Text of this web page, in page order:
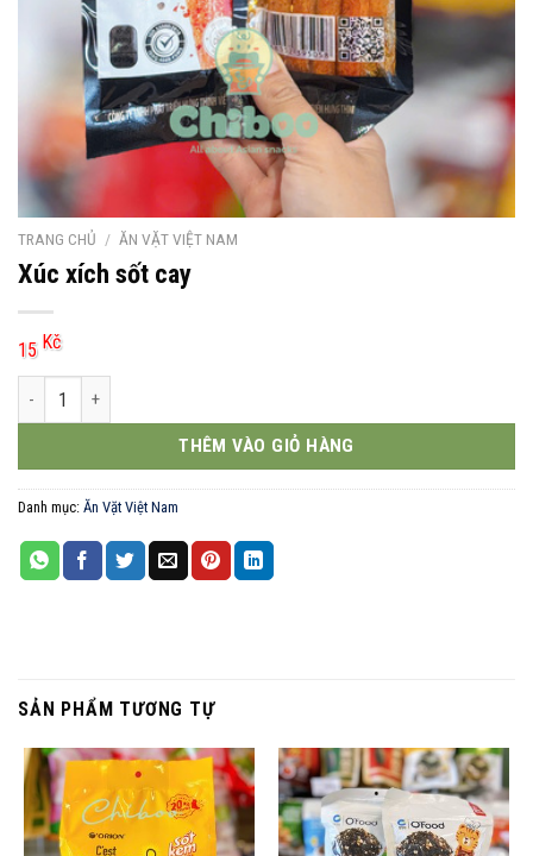
TRANG CHỦ / ĂN VẶT VIỆT NAM
Xúc xích sốt cay
15 Kč
Xúc xích sốt cay số lượng
THÊM VÀO GIỎ HÀNG
Danh mục: Ăn Vặt Việt Nam
SẢN PHẨM TƯƠNG TỰ